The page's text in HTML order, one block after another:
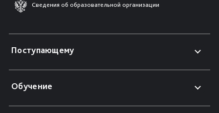
Сведения об образовательной организации
Поступающему
Обучение